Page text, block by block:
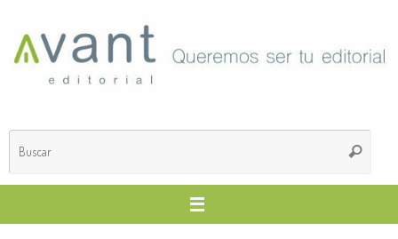
contenido
Buscar